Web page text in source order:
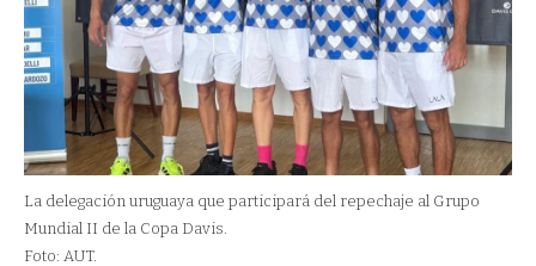
La delegación uruguaya que participará del repechaje al Grupo
Mundial II de la Copa Davis.
Foto: AUT.